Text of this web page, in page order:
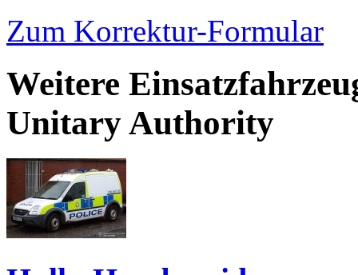
Zum Korrektur-Formular
Weitere
Unitary Authority